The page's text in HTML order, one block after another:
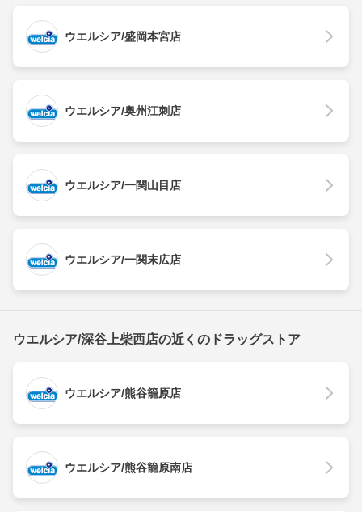
ウエルシア/盛岡本宮店
ウエルシア/奥州江刺店
ウエルシア/一関山目店
ウエルシア/一関末広店
ウエルシア/深谷上柴西店の近くのドラッグストア
ウエルシア/熊谷籠原店
ウエルシア/熊谷籠原南店